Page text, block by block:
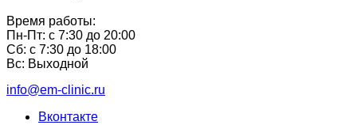
Время работы:
Пн-Пт: с 7:30 до 20:00
Сб: с 7:30 до 18:00
Вс: Выходной
info@em-clinic.ru
Вконтакте